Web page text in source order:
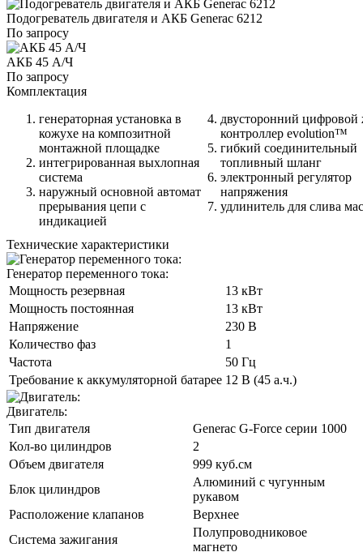
Подогреватель двигателя и АКБ Generac 6212
По запросу
АКБ 45 А/Ч
По запросу
Комплектация
генераторная установка в
кожухе на композитной
монтажной площадке
интегрированная выхлопная
система
наружный основной автомат
прерывания цепи с
индикацией
двусторонний цифровой
контроллер evolution™
гибкий соединительный
топливный шланг
электронный регулятор
напряжения
удлинитель для слива
Технические характеристики
Генератор переменного тока:
Мощность резервная
13 кВт
Мощность постоянная
13 кВт
Напряжение
230 В
Количество фаз
1
Частота
50 Гц
Требование к аккумуляторной батарее 12 В (45 а.ч.)
Двигатель:
Тип двигателя
Generac G-Force серии 1000
Кол-во цилиндров
2
Объем двигателя
999 куб.см
Блок цилиндров
Алюминий с чугунным
рукавом
Расположение клапанов
Верхнее
Система зажигания
Полупроводниковое
магнето